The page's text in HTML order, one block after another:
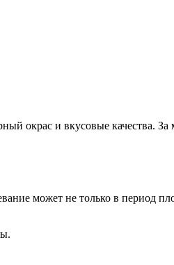
окрас и вкусовые качества.
может не только в период